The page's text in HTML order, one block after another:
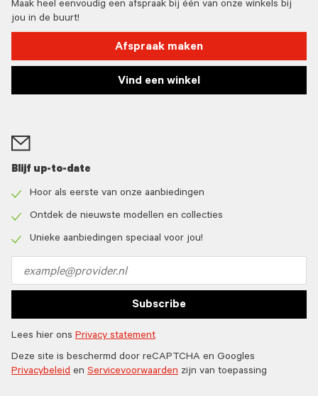
Maak heel eenvoudig een afspraak bij één van onze winkels bij
jou in de buurt!
Afspraak maken
Vind een winkel
Blijf up-to-date
icon
Hoor als eerste van onze aanbiedingen
icon
Ontdek de nieuwste modellen en collecties
Unieke aanbiedingen speciaal voor jou!
address
Subscribe
Lees hier ons Privacy statement
Deze site is beschermd door reCAPTCHA en Googles
Privacybeleid en Servicevoorwaarden zijn van toepassing